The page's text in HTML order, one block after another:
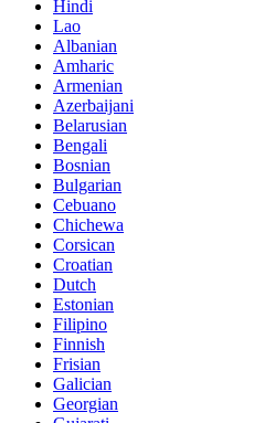
Hindi
Lao
Albanian
Amharic
Armenian
Azerbaijani
Belarusian
Bengali
Bosnian
Bulgarian
Cebuano
Chichewa
Corsican
Croatian
Dutch
Estonian
Filipino
Finnish
Frisian
Galician
Georgian